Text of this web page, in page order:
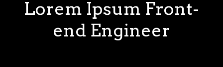
Lorem Ipsum Front-
end Engineer